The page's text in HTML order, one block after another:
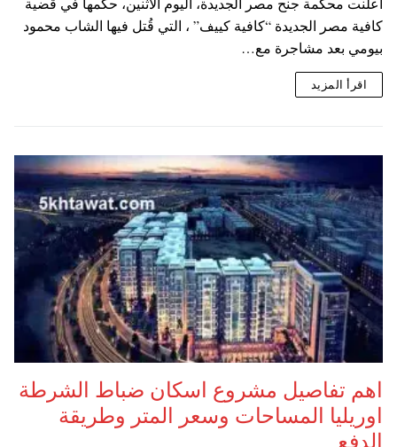
كافية مصر الجديدة “كافية كييف” ، التي قُتل فيها الشاب محمود
بيومي بعد مشاجرة مع…
اقرأ المزيد
اهم تفاصيل مشروع اسكان ضباط الشرطة
اوريليا المساحات وسعر المتر وطريقة
الدفع